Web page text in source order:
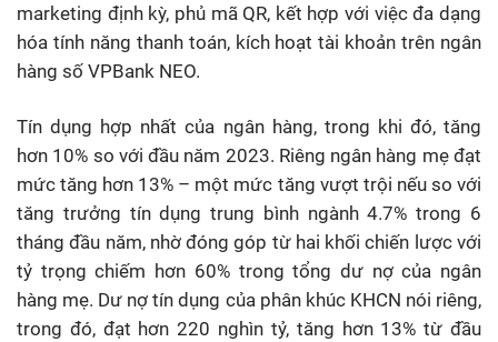
marketing định kỳ, phủ mã QR, kết hợp với việc đa dạng
hóa tính năng thanh toán, kích hoạt tài khoản trên ngân
hàng số VPBank NEO.
Tín dụng hợp nhất của ngân hàng, trong khi đó, tăng
hơn 10% so với đầu năm 2023. Riêng ngân hàng mẹ đạt
mức tăng hơn 13% – một mức tăng vượt trội nếu so với
tăng trưởng tín dụng trung bình ngành 4.7% trong 6
tháng đầu năm, nhờ đóng góp từ hai khối chiến lược với
tỷ trọng chiếm hơn 60% trong tổng dư nợ của ngân
hàng mẹ. Dư nợ tín dụng của phân khúc KHCN nói riêng,
trong đó, đạt hơn 220 nghìn tỷ, tăng hơn 13% từ đầu